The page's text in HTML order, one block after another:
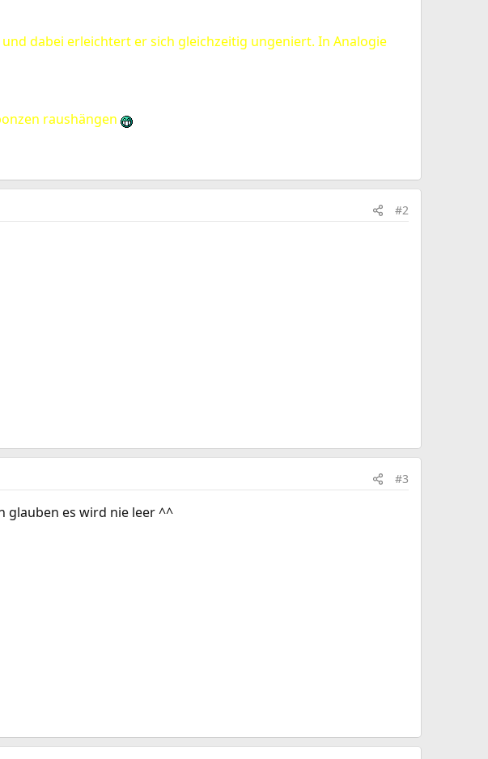
dabei erleichtert er sich gleichzeitig ungeniert. In Analogie
raushängen
#2
#3
glauben es wird nie leer ^^